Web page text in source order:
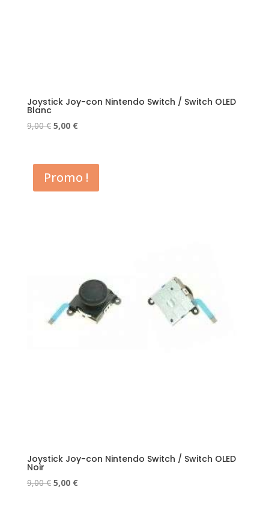
Joystick Joy-con Nintendo Switch / Switch OLED
Blanc
9,00€ Le
était :
9,00 €.
5,00 €Le
est :
5,00 €.
Promo !
Joystick Joy-con Nintendo Switch / Switch OLED
Noir
9,00€ Le
5,00 €Le